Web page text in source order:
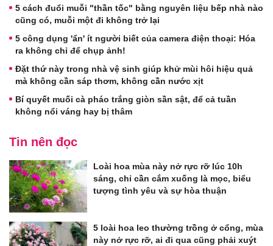
5 cách đuổi muỗi "thần tốc" bằng nguyên liệu bếp nhà nào
cũng có, muỗi một đi không trở lại
5 công dụng 'ẩn' ít người biết của camera điện thoại: Hóa
ra không chỉ để chụp ảnh!
Đặt thứ này trong nhà vệ sinh giúp khử mùi hôi hiệu quả
mà không cần sáp thơm, không cần nước xịt
Bí quyết muối cà pháo trắng giòn sần sật, để cả tuần
không nổi váng hay bị thâm
Tin nên đọc
Loài hoa mùa này nở rực rỡ lúc 10h
sáng, chỉ cần cắm xuống là mọc, biểu
tượng tình yêu và sự hòa thuận
5 loài hoa leo thường trồng ở cổng, mùa
này nở rực rỡ, ai đi qua cũng phải xuýt